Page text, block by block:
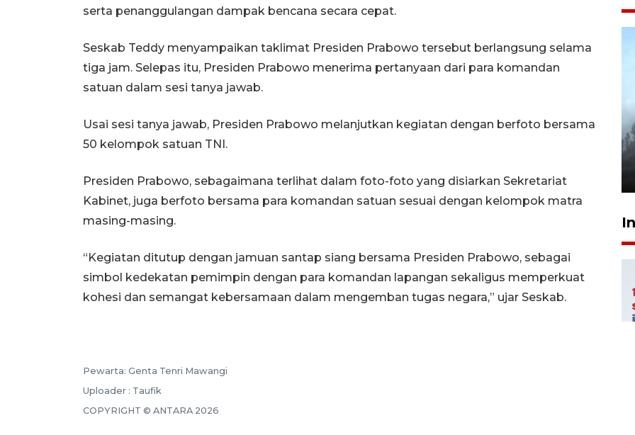
serta penanggulangan dampak bencana secara cepat.
Seskab Teddy menyampaikan taklimat Presiden Prabowo tersebut berlangsung selama
tiga jam. Selepas itu, Presiden Prabowo menerima pertanyaan dari para komandan
satuan dalam sesi tanya jawab.
Usai sesi tanya jawab, Presiden Prabowo melanjutkan kegiatan dengan berfoto bersama
50 kelompok satuan TNI.
Presiden Prabowo, sebagaimana terlihat dalam foto-foto yang disiarkan Sekretariat
Kabinet, juga berfoto bersama para komandan satuan sesuai dengan kelompok matra
masing-masing.
“Kegiatan ditutup dengan jamuan santap siang bersama Presiden Prabowo, sebagai
simbol kedekatan pemimpin dengan para komandan lapangan sekaligus memperkuat
kohesi dan semangat kebersamaan dalam mengemban tugas negara,” ujar Seskab.
Pewarta: Genta Tenri Mawangi
Uploader : Taufik
COPYRIGHT © ANTARA 2026
BPBD Jatim kerahkan "Drone